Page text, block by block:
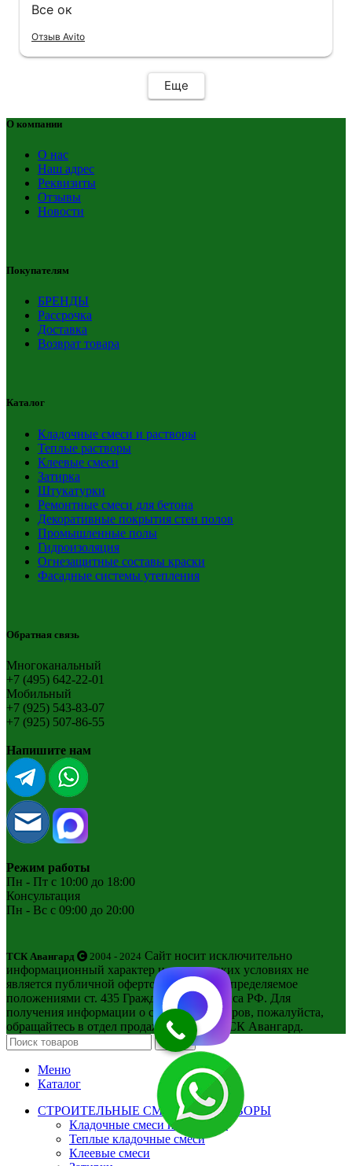
Все ок
Отзыв Avito
Еще
О компании
О нас
Наш адрес
Реквизиты
Отзывы
Новости
Покупателям
БРЕНДЫ
Рассрочка
Доставка
Возврат товара
Каталог
Кладочные смеси и растворы
Теплые растворы
Клеевые смеси
Затирка
Штукатурки
Ремонтные смеси для бетона
Декоративные покрытия стен полов
Промышленные полы
Гидроизоляция
Огнезащитные составы краски
Фасадные системы утепления
Обратная связь
Многоканальный
+7 (495) 642-22-01
Мобильный
+7 (925) 543-83-07
+7 (925) 507-86-55
Напишите нам
Режим работы
Пн - Пт с 10:00 до 18:00
Консультация
Пн - Вс с 09:00 до 20:00
ТСК Авангард 2004 - 2024 Сайт носит исключительно
информационный характер и ни при каких условиях не
является публичной офертой, в смысле, определяемое
положениями ст. 435 Гражданского Кодекса РФ. Для
получения информации о стоимости товаров, пожалуйста,
обращайтесь в отдел продаж компании ТСК Авангард.
Поиск
Меню
Каталог
СТРОИТЕЛЬНЫЕ СМЕСИ И РАСТВОРЫ
Кладочные смеси и растворы
Теплые кладочные смеси
Клеевые смеси